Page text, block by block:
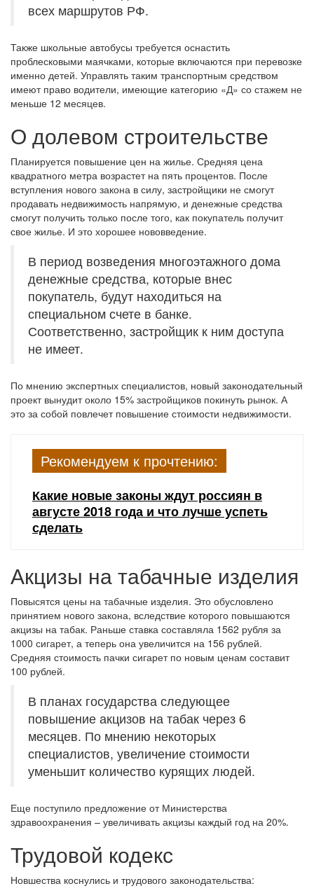
всех маршрутов РФ.
Также школьные автобусы требуется оснастить
проблесковыми маячками, которые включаются при перевозке
именно детей. Управлять таким транспортным средством
имеют право водители, имеющие категорию «Д» со стажем не
меньше 12 месяцев.
О долевом строительстве
Планируется повышение цен на жилье. Средняя цена
квадратного метра возрастет на пять процентов. После
вступления нового закона в силу, застройщики не смогут
продавать недвижимость напрямую, и денежные средства
смогут получить только после того, как покупатель получит
свое жилье. И это хорошее нововведение.
В период возведения многоэтажного дома
денежные средства, которые внес
покупатель, будут находиться на
специальном счете в банке.
Соответственно, застройщик к ним доступа
не имеет.
По мнению экспертных специалистов, новый законодательный
проект вынудит около 15% застройщиков покинуть рынок. А
это за собой повлечет повышение стоимости недвижимости.
Рекомендуем к прочтению:
Какие новые законы ждут россиян в
августе 2018 года и что лучше успеть
сделать
Акцизы на табачные изделия
Повысятся цены на табачные изделия. Это обусловлено
принятием нового закона, вследствие которого повышаются
акцизы на табак. Раньше ставка составляла 1562 рубля за
1000 сигарет, а теперь она увеличится на 156 рублей.
Средняя стоимость пачки сигарет по новым ценам составит
100 рублей.
В планах государства следующее
повышение акцизов на табак через 6
месяцев. По мнению некоторых
специалистов, увеличение стоимости
уменьшит количество курящих людей.
Еще поступило предложение от Министерства
здравоохранения – увеличивать акцизы каждый год на 20%.
Трудовой кодекс
Новшества коснулись и трудового законодательства: